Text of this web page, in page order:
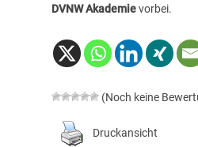
DVNW Akademievorbei.
(Noch keine
Druckansicht